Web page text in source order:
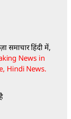
समाचार हिंदी में,
News in
Hindi News.